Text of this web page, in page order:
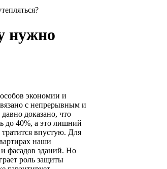
нужно
экономии и
с непрерывным и
доказано, что
до 40%, а это лишний
впустую. Для
наши
и фасадов зданий. Но
роль защиты